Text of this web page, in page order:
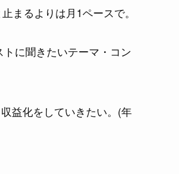
まるよりは月1ペースで。
に聞きたいテーマ・コン
益化をしていきたい。(年